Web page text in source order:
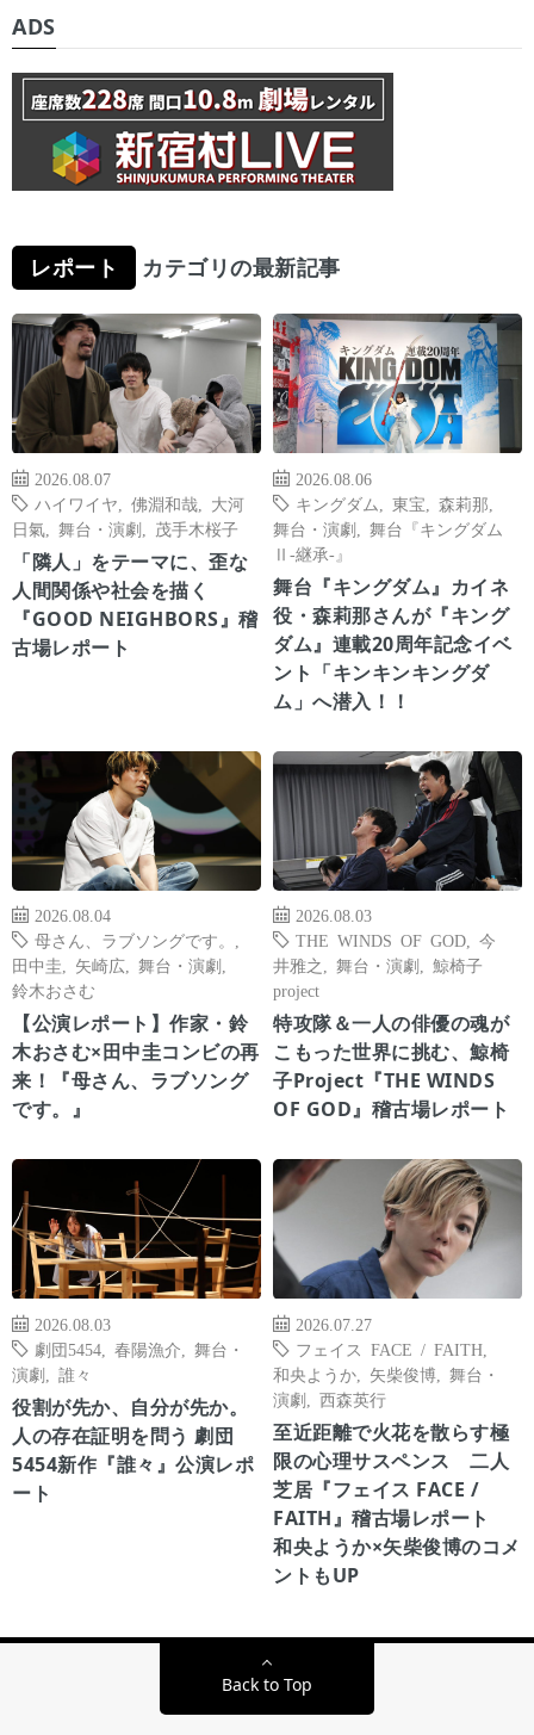
ADS
レポート カテゴリの最新記事
2026.08.07
ハイワイヤ
佛淵和哉
大河
日氣
舞台・演劇 茂手木桜子
「隣人」をテーマに、歪な
人間関係や社会を描く
『GOOD NEIGHBORS』稽
古場レポート
2026.08.06
キングダム
東宝 森莉那
舞台・演劇
舞台『キングダム
Ⅱ-継承-』
舞台『キングダム』カイネ
役・森莉那さんが『キング
ダム』連載20周年記念イベ
ント「キンキンキングダ
ム」へ潜入！！
2026.08.04
母さん、ラブソングです。
田中圭
矢崎広 舞台・演劇
鈴木おさむ
【公演レポート】作家・鈴
木おさむ×田中圭コンビの再
来！『母さん、ラブソング
です。』
2026.08.03
THE WINDS OF GOD
今
井雅之
舞台・演劇
鯨椅子
project
特攻隊＆一人の俳優の魂が
こもった世界に挑む、鯨椅
子Project『THE WINDS
OF GOD』稽古場レポート
2026.08.03
劇団5454
春陽漁介
舞台・
演劇
誰々
役割が先か、自分が先か。
人の存在証明を問う 劇団
5454新作『誰々』公演レポ
ート
2026.07.27
フェイス FACE / FAITH
和央ようか
矢柴俊博
舞台・
演劇
西森英行
至近距離で火花を散らす極
限の心理サスペンス 二人
芝居『フェイス FACE /
FAITH』稽古場レポート
和央ようか×矢柴俊博のコメ
ントもUP
Back to Top